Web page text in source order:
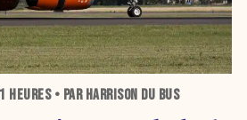
HEURES• PAR HARRISON DU BUS